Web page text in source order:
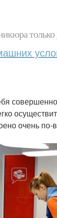
только
очень